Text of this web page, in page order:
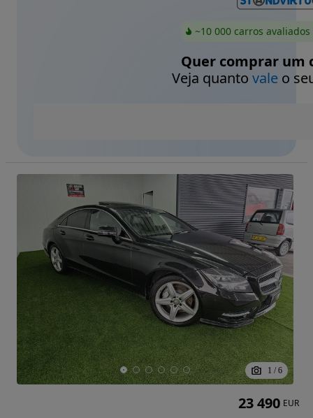
~10 000 carros
Quer comprar um
Veja quanto valeo
1 / 6
23 490 EUR